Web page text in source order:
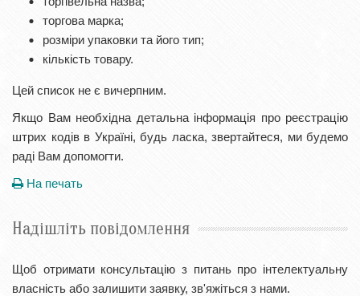
торгова марка;
розміри упаковки та його тип;
кількість товару.
Цей список не є вичерпним.
Якщо Вам необхідна детальна інформація про реєстрацію
штрих кодів в Україні, будь ласка, звертайтеся, ми будемо
раді Вам допомогти.
На печать
Надішліть повідомлення
Щоб отримати консультацію з питань про інтелектуальну
власність або залишити заявку, зв'яжіться з нами.